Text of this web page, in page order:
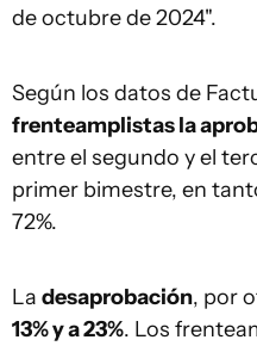
de octubre de 2024".
Según los datos de
frenteamplistas la
entre el segundo y el
primer bimestre, en
72%.
La desaprobación, por
13% y a 23%. Los